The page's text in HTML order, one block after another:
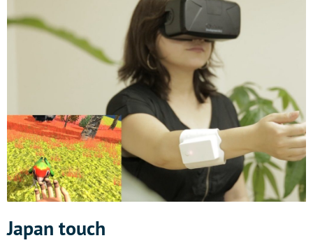
Japan touch